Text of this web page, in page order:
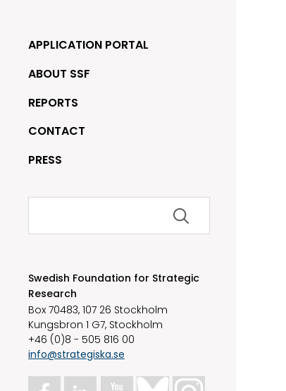
APPLICATION PORTAL
ABOUT SSF
REPORTS
CONTACT
PRESS
Search
Swedish Foundation for Strategic
Research
Box 70483, 107 26 Stockholm
Kungsbron 1 G7, Stockholm
+46 (0)8 - 505 816 00
info@strategiska.se